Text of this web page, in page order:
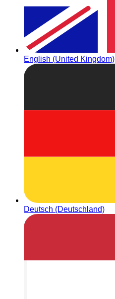
English (United Kingdom)
Deutsch (Deutschland)